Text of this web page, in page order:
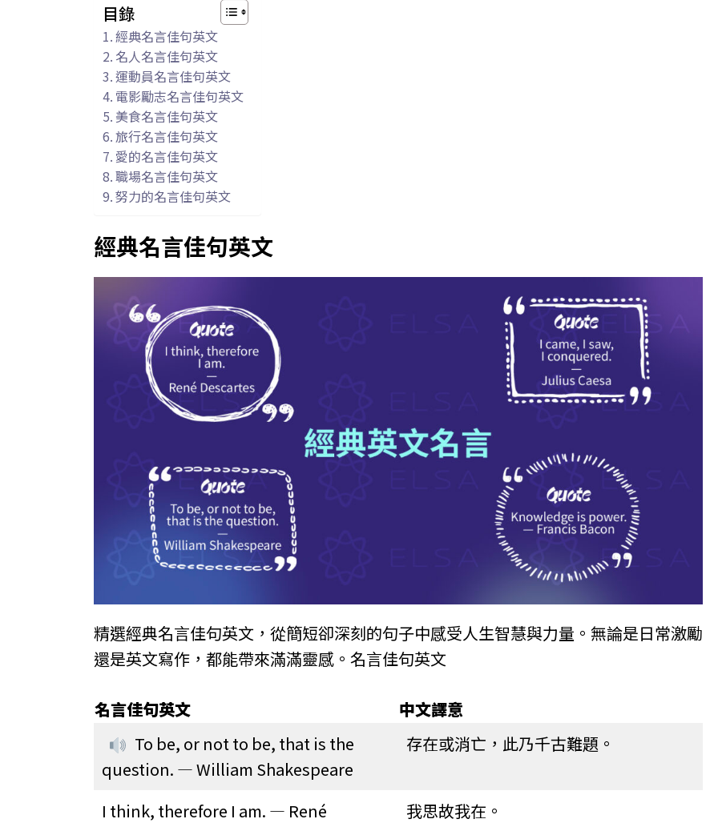
目錄
經典名言佳句英文
名人名言佳句英文
運動員名言佳句英文
電影勵志名言佳句英文
美食名言佳句英文
旅行名言佳句英文
愛的名言佳句英文
職場名言佳句英文
努力的名言佳句英文
經典名言佳句英文
精選經典名言佳句英文，從簡短卻深刻的句子中感受人生智慧與力量。無論是日常激勵
還是英文寫作，都能帶來滿滿靈感。名言佳句英文
名言佳句英文
中文譯意
To be, or not to be, that is the
question. — William Shakespeare
存在或消亡，此乃千古難題。
I think, therefore I am. — René
我思故我在。